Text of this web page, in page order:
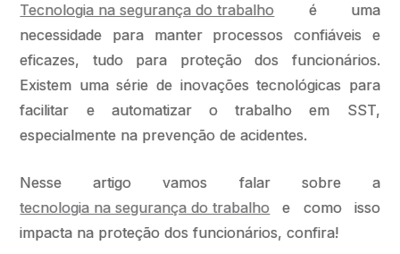
Tecnologia na segurança do trabalho é uma
necessidade para manter processos confiáveis e
eficazes, tudo para proteção dos funcionários.
Existem uma série de inovações tecnológicas para
facilitar e automatizar o trabalho em SST,
especialmente na prevenção de acidentes.
Nesse artigo vamos falar sobre a
tecnologia na segurança do trabalho e como isso
impacta na proteção dos funcionários, confira!